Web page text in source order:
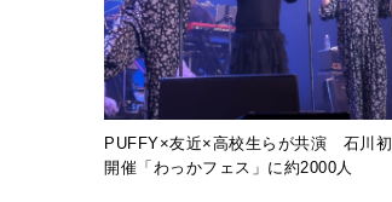
PUFFY×友近×高校生らが共演 石川初
開催「わっかフェス」に約2000人